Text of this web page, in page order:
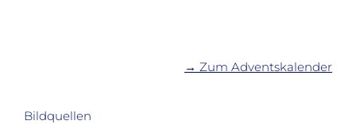
→ Zum Adventskalender
Bildquellen